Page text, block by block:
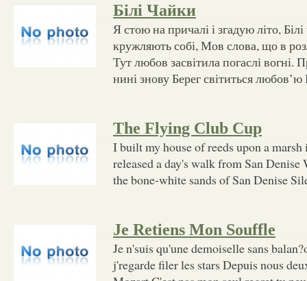
Білі Чайки
Я стою на причалі і згадую літо,
кружляють собі, Мов слова, що в
Тут любов засвітила погаслі
нині знову Берег світиться любов’ю
The Flying Club Cup
I built my house of reeds upon a
released a day's walk from San Denise
the bone-white sands of San Denise
Je Retiens Mon Souffle
Je n'suis qu'une demoiselle sans
j'regarde filer les stars Depuis nous